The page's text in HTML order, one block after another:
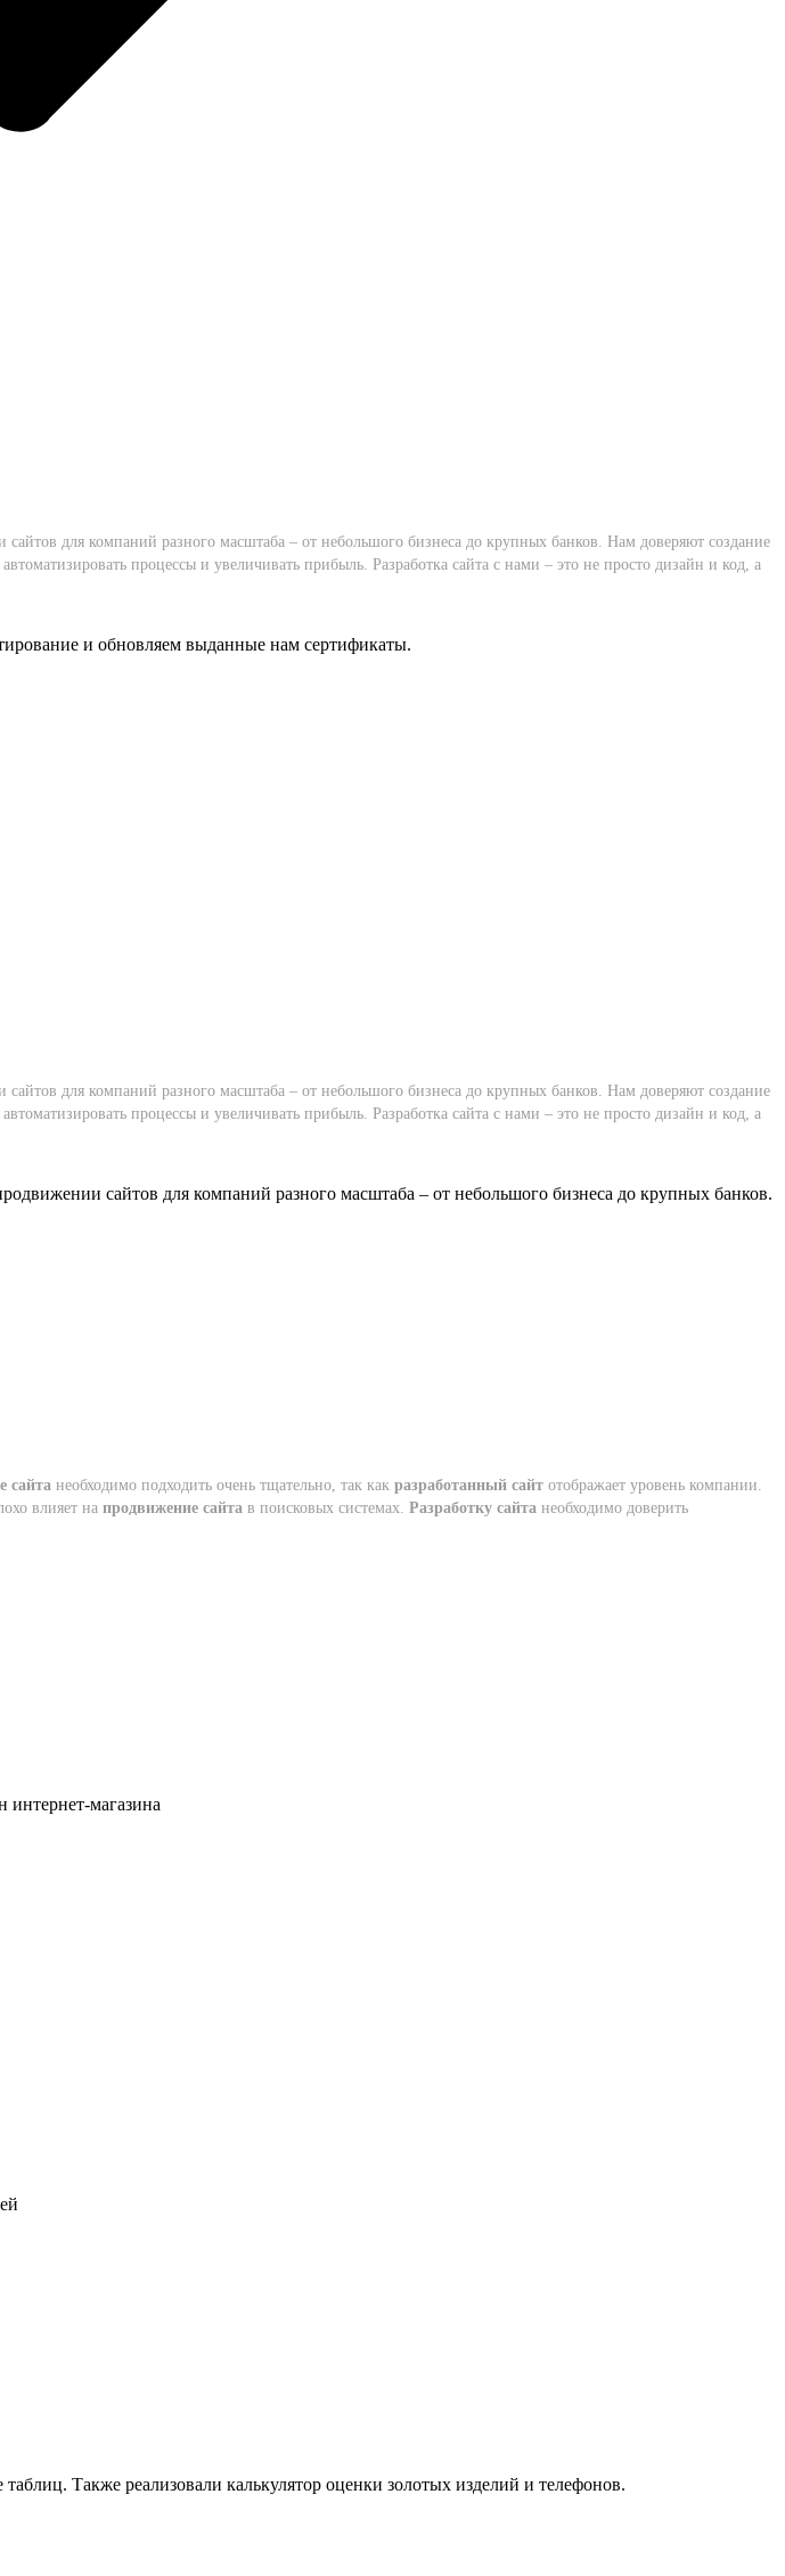
для компаний разного масштаба – от небольшого бизнеса до крупных банков. Нам доверяют создание
процессы и увеличивать прибыль. Разработка сайта с нами – это не просто дизайн и код, а
и обновляем выданные нам сертификаты.
интернет-магазина
Также реализовали калькулятор оценки золотых изделий и телефонов.
для компаний разного масштаба – от небольшого бизнеса до крупных банков. Нам доверяют создание
процессы и увеличивать прибыль. Разработка сайта с нами – это не просто дизайн и код, а
сайтов для компаний разного масштаба – от небольшого бизнеса до крупных банков.
сайта необходимо подходить очень тщательно, так как разработанный сайт отображает уровень компании.
влияет на продвижение сайта в поисковых системах. Разработку сайта необходимо доверить